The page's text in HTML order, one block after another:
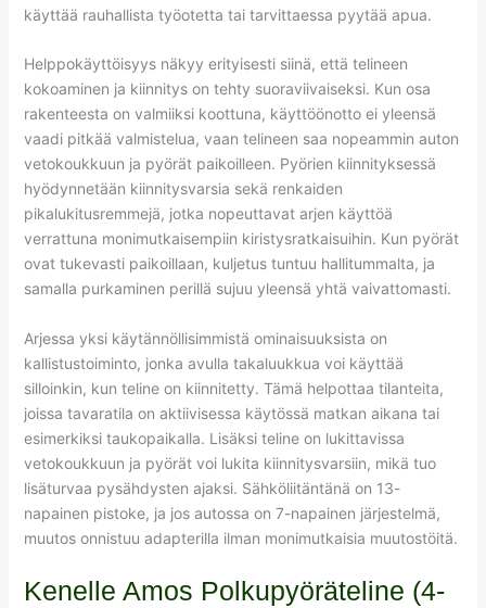
käyttää rauhallista työotetta tai tarvittaessa pyytää apua.
Helppokäyttöisyys näkyy erityisesti siinä, että telineen
kokoaminen ja kiinnitys on tehty suoraviivaiseksi. Kun osa
rakenteesta on valmiiksi koottuna, käyttöönotto ei yleensä
vaadi pitkää valmistelua, vaan telineen saa nopeammin auton
vetokoukkuun ja pyörät paikoilleen. Pyörien kiinnityksessä
hyödynnetään kiinnitysvarsia sekä renkaiden
pikalukitusremmejä, jotka nopeuttavat arjen käyttöä
verrattuna monimutkaisempiin kiristysratkaisuihin. Kun pyörät
ovat tukevasti paikoillaan, kuljetus tuntuu hallitummalta, ja
samalla purkaminen perillä sujuu yleensä yhtä vaivattomasti.
Arjessa yksi käytännöllisimmistä ominaisuuksista on
kallistustoiminto, jonka avulla takaluukkua voi käyttää
silloinkin, kun teline on kiinnitetty. Tämä helpottaa tilanteita,
joissa tavaratila on aktiivisessa käytössä matkan aikana tai
esimerkiksi taukopaikalla. Lisäksi teline on lukittavissa
vetokoukkuun ja pyörät voi lukita kiinnitysvarsiin, mikä tuo
lisäturvaa pysähdysten ajaksi. Sähköliitäntänä on 13-
napainen pistoke, ja jos autossa on 7-napainen järjestelmä,
muutos onnistuu adapterilla ilman monimutkaisia muutostöitä.
Kenelle Amos Polkupyöräteline (4-